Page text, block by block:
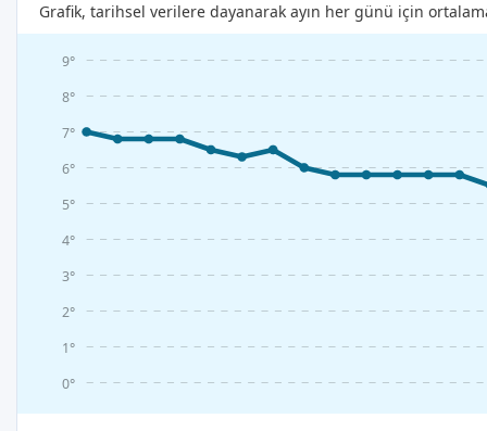
Grafik, tarihsel verilere dayanarak ayın her günü için
0°
1°
2°
3°
4°
5°
6°
7°
8°
9°